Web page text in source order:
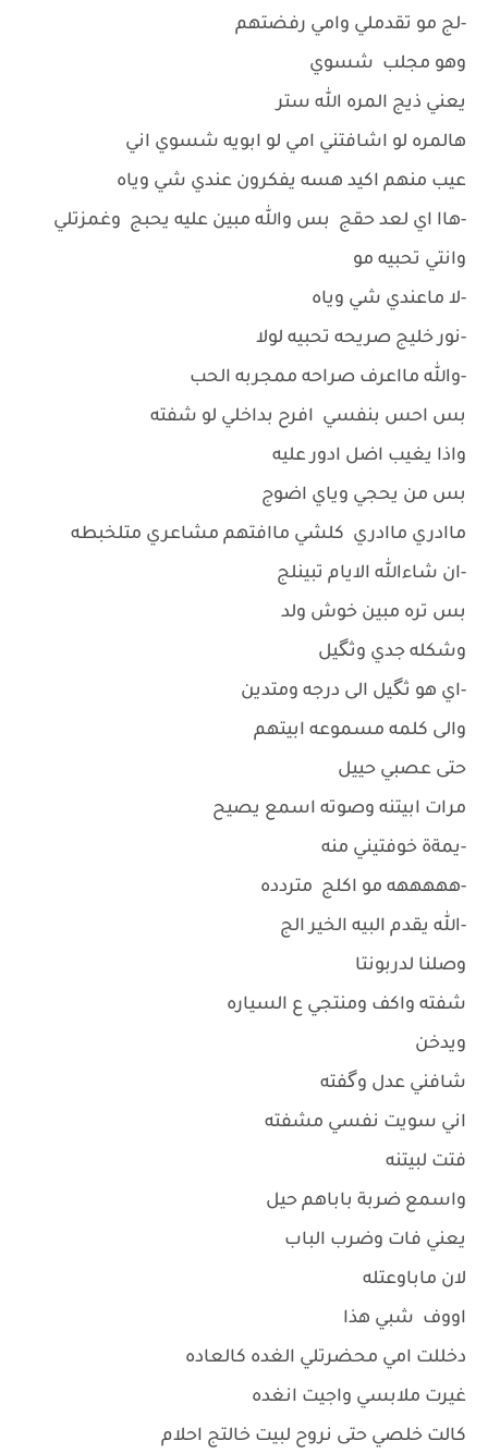
-لج مو تقدملي وامي رفضتهم
وهو مجلب شسوي
يعني ذيج المره الله ستر
هالمره لو اشافتني امي لو ابويه شسوي اني
عيب منهم اكيد هسه يفكرون عندي شي وياه
-هاا اي لعد حقج بس والله مبين عليه يحبج وغمزتلي
وانتي تحبيه مو
-لا ماعندي شي وياه
-نور خليج صريحه تحبيه لولا
-والله مااعرف صراحه ممجربه الحب
بس احس بنفسي افرح بداخلي لو شفته
واذا يغيب اضل ادور عليه
بس من يحجي وياي اضوج
ماادري ماادري كلشي ماافتهم مشاعري متلخبطه
-ان شاءالله الايام تبينلج
بس تره مبين خوش ولد
وشكله جدي وثگيل
-اي هو ثگيل الى درجه ومتدين
والى كلمه مسموعه ابيتهم
حتى عصبي حييل
مرات ابيتنه وصوته اسمع يصيح
-يمةة خوفتيني منه
-هههههه مو اكلج متردده
-الله يقدم البيه الخير الج
وصلنا لدربونتا
شفته واكف ومنتجي ع السياره
ويدخن
شافني عدل وگفته
اني سويت نفسي مشفته
فتت لبيتنه
واسمع ضربة باباهم حيل
يعني فات وضرب الباب
لان ماباوعتله
اووف شبي هذا
دخللت امي محضرتلي الغده كالعاده
غيرت ملابسي واجيت انغده
كالت خلصي حتى نروح لبيت خالتج احلام